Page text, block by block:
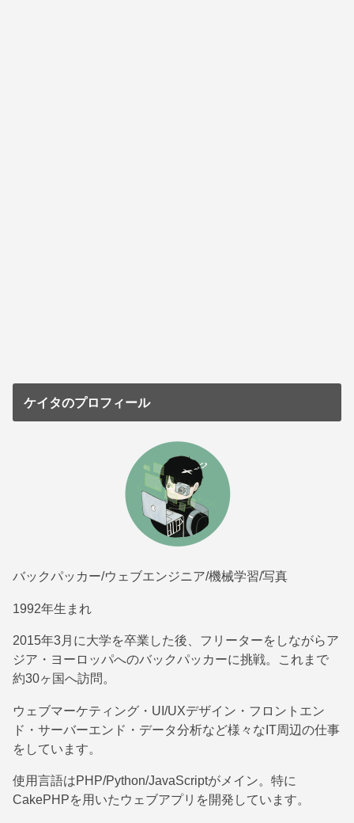
ケイタのプロフィール
バックパッカー/ウェブエンジニア/機械学習/写真
1992年生まれ
2015年3月に大学を卒業した後、フリーターをしながらア
ジア・ヨーロッパへのバックパッカーに挑戦。これまで
約30ヶ国へ訪問。
ウェブマーケティング・UI/UXデザイン・フロントエン
ド・サーバーエンド・データ分析など様々なIT周辺の仕事
をしています。
使用言語はPHP/Python/JavaScriptがメイン。特に
CakePHPを用いたウェブアプリを開発しています。